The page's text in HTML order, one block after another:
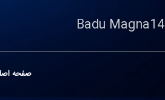
Badu Magna14
صفحه